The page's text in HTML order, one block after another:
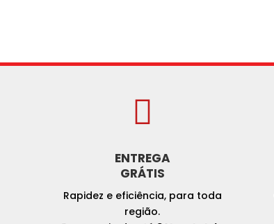

ENTREGA
GRÁTIS
Rapidez e eficiência, para toda
região.